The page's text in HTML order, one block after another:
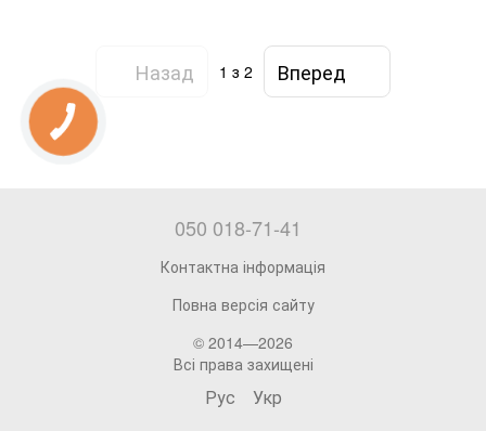
Назад 1 з 2 Вперед
050 018-71-41
Контактна інформація
Повна версія сайту
© 2014—2026
Всі права захищені
Рус Укр